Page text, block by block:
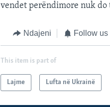
vendet perëndimore nuk do
Ndajeni Follow us
This item is part of
Lajme Lufta në Ukrainë